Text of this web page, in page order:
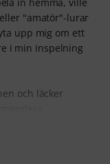
"amatör"-lurar
upp mig om ett
i min inspelning
och läcker